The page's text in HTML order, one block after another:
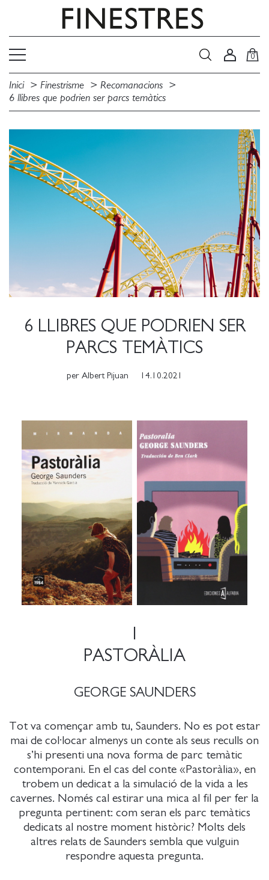
0
Inici Finestrisme
Recomanacions
6 llibres que podrien ser parcs temàtics
6 LLIBRES QUE PODRIEN SER
PARCS TEMÀTICS
per Albert Pijuan 14.10.2021
PASTORÀLIA
GEORGE SAUNDERS
Tot va començar amb tu, Saunders. No es pot estar
mai de col·locar almenys un conte als seus reculls on
s’hi presenti una nova forma de parc temàtic
contemporani. En el cas del conte «Pastoràlia», en
trobem un dedicat a la simulació de la vida a les
cavernes. Només cal estirar una mica al fil per fer la
pregunta pertinent: com seran els parc temàtics
dedicats al nostre moment històric? Molts dels
altres relats de Saunders sembla que vulguin
respondre aquesta pregunta.